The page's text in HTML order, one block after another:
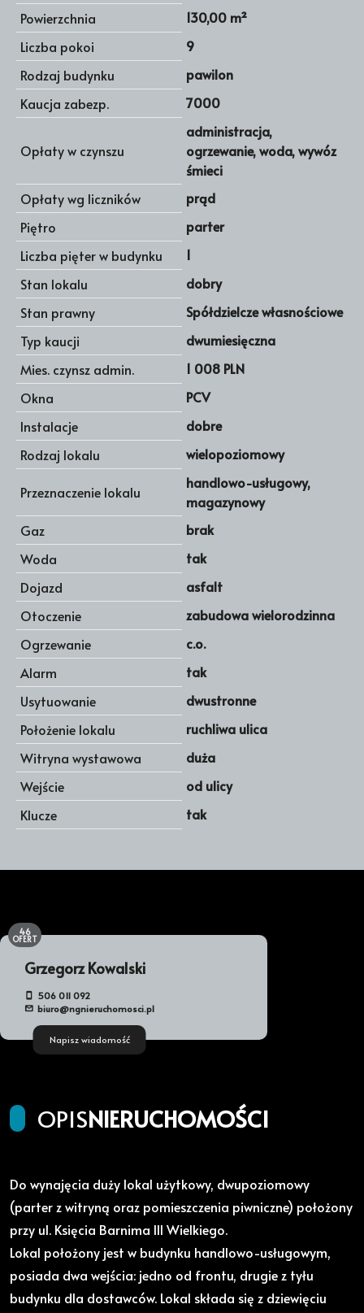
Powierzchnia
130,00 m²
Liczba pokoi
9
Rodzaj budynku
pawilon
Kaucja zabezp.
7000
Opłaty w czynszu
administracja,
ogrzewanie, woda, wywóz
śmieci
Opłaty wg liczników
prąd
Piętro
parter
Liczba pięter w budynku
1
Stan lokalu
dobry
Stan prawny
Spółdzielcze własnościowe
Typ kaucji
dwumiesięczna
Mies. czynsz admin.
1 008 PLN
Okna
PCV
Instalacje
dobre
Rodzaj lokalu
wielopoziomowy
Przeznaczenie lokalu
handlowo-usługowy,
magazynowy
Gaz
brak
Woda
tak
Dojazd
asfalt
Otoczenie
zabudowa wielorodzinna
Ogrzewanie
c.o.
Alarm
tak
Usytuowanie
dwustronne
Położenie lokalu
ruchliwa ulica
Witryna wystawowa
duża
Wejście
od ulicy
Klucze
tak
Grzegorz Kowalski
506 011 092
biuro@ngnieruchomosci.pl
Napisz wiadomość
46
OFERT
OPISNIERUCHOMOŚCI
Do wynajęcia duży lokal użytkowy, dwupoziomowy
(parter z witryną oraz pomieszczenia piwniczne) położony
przy ul. Księcia Barnima III Wielkiego.
Lokal położony jest w budynku handlowo-usługowym,
posiada dwa wejścia: jedno od frontu, drugie z tyłu
budynku dla dostawców. Lokal składa się z dziewięciu